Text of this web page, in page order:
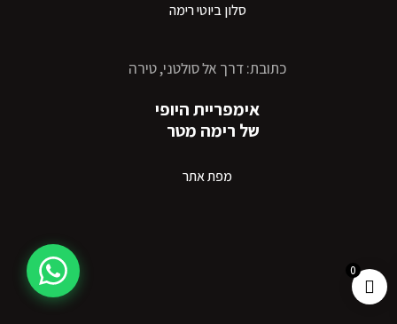
0
סלון ביוטי רימה
כתובת: דרך אל סולטני, טירה
אימפריית היופי
של רימה מטר
מפת אתר